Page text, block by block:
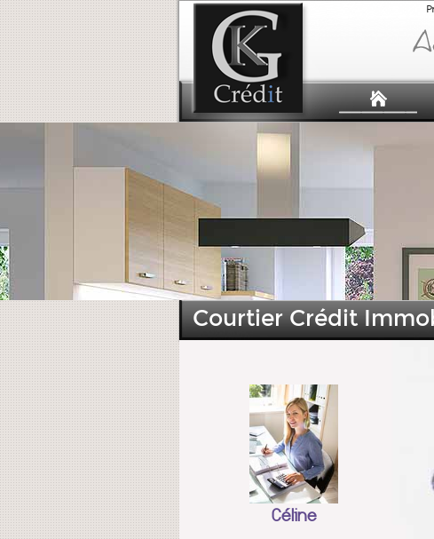
Courtier Crédit
Céline